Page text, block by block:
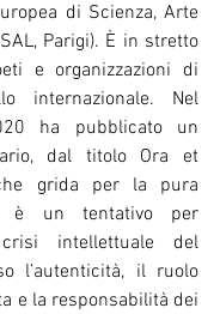
di Scienza, Arte
Parigi). È in stretto
e organizzazioni di
internazionale. Nel
ha pubblicato un
dal titolo Ora et
grida per la pura
è un tentativo per
intellettuale del
l’autenticità, il ruolo
e la responsabilità dei